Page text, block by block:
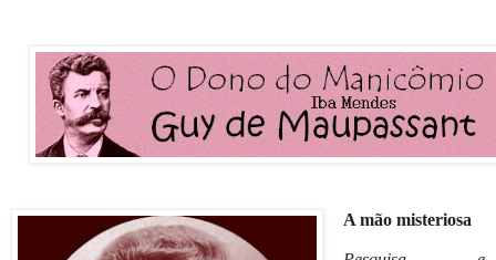
A mão misteriosa